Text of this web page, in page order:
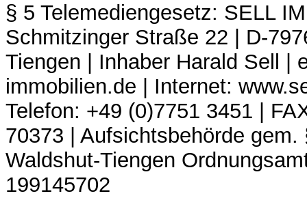
§ 5 Telemediengesetz: SELL
Schmitzinger Straße 22 | D-
Tiengen | Inhaber Harald Sell |
immobilien.de | Internet:
Telefon: +49 (0)7751 3451 |
70373 | Aufsichtsbehörde
Waldshut-Tiengen
199145702